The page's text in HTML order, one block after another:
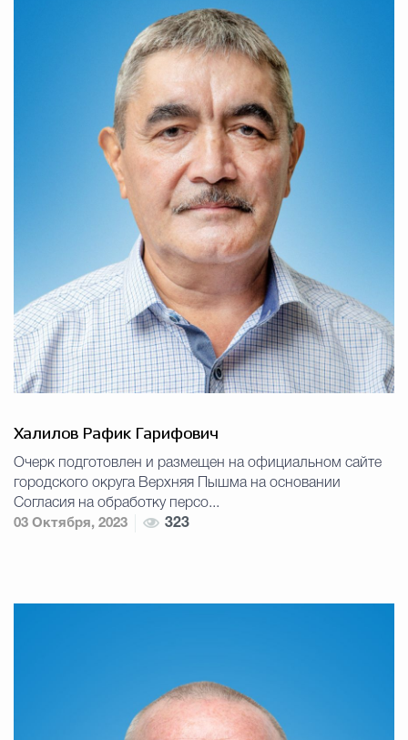
Халилов Рафик Гарифович
Очерк подготовлен и размещен на официальном сайте
городского округа Верхняя Пышма на основании
Согласия на обработку персо...
03 Октября, 2023
323